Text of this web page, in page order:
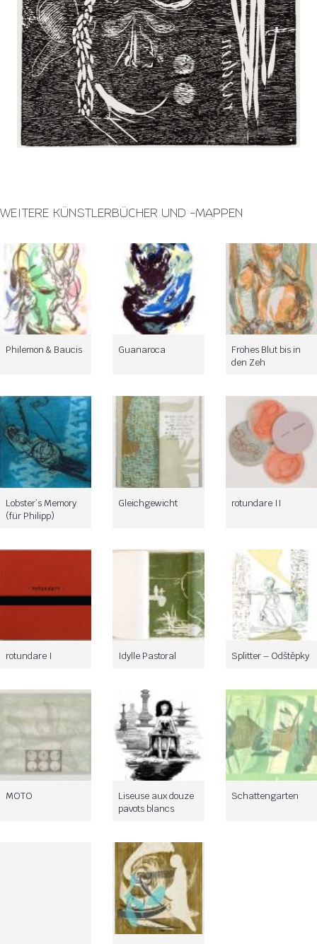
WEITERE KÜNSTLERBÜCHER UND -MAPPEN
Philemon & Baucis Guanaroca
Frohes Blut bis in
den Zeh
Lobster’s Memory
(für Philipp)
Gleichgewicht rotundare II
rotundare I Idylle Pastoral Splitter – Odštěpky
MOTO
Liseuse aux douze
pavots blancs
Schattengarten